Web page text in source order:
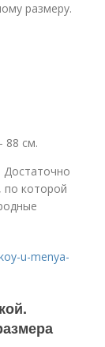
размеру.
88 см.
Достаточно
по которой
u-menya-